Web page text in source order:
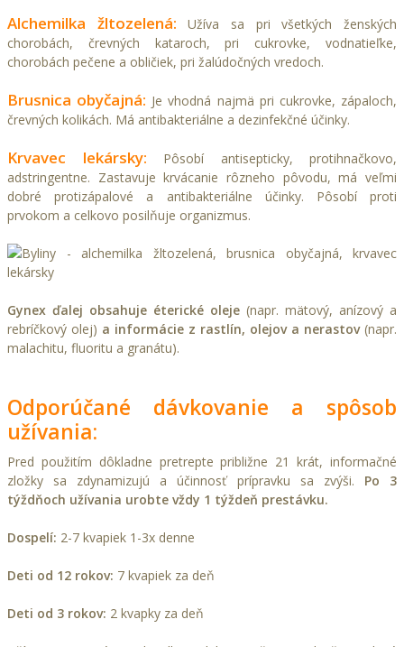
Alchemilka žltozelená: Užíva sa pri všetkých ženských
chorobách, črevných kataroch, pri cukrovke, vodnatieľke,
chorobách pečene a obličiek, pri žalúdočných vredoch.
Brusnica obyčajná: Je vhodná najmä pri cukrovke, zápaloch,
črevných kolikách. Má antibakteriálne a dezinfekčné účinky.
Krvavec lekársky: Pôsobí antisepticky, protihnačkovo,
adstringentne. Zastavuje krvácanie rôzneho pôvodu, má veľmi
dobré protizápalové a antibakteriálne účinky. Pôsobí proti
prvokom a celkovo posilňuje organizmus.
Gynex ďalej obsahuje éterické oleje (napr. mätový, anízový a
rebríčkový olej) a informácie z rastlín, olejov a nerastov (napr.
malachitu, fluoritu a granátu).
Odporúčané dávkovanie a spôsob
užívania:
Pred použitím dôkladne pretrepte približne 21 krát, informačné
zložky sa zdynamizujú a účinnosť prípravku sa zvýši. Po 3
týždňoch užívania urobte vždy 1 týždeň prestávku.
Dospelí: 2-7 kvapiek 1-3x denne
Deti od 12 rokov: 7 kvapiek za deň
Deti od 3 rokov: 2 kvapky za deň